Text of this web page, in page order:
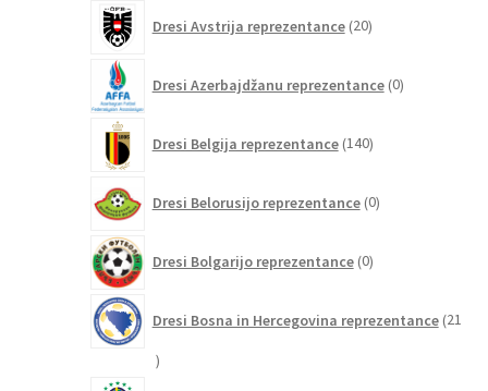
Dresi Avstrija reprezentance 20izdelkov
Dresi Azerbajdžanu reprezentance 0izdelkov
Dresi Belgija reprezentance 140izdelkov
Dresi Belorusijo reprezentance 0izdelkov
Dresi Bolgarijo reprezentance 0izdelkov
Dresi Bosna in Hercegovina reprezentance 21
21